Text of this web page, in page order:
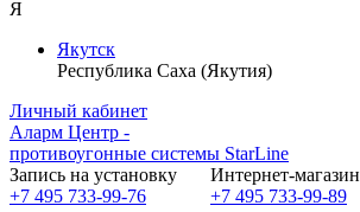
Я
Якутск
Республика Саха (Якутия)
Личный кабинет
Аларм Центр -
противоугонные системы StarLine
Запись на установку
+7 495 733-99-76
Интернет-магазин
+7 495 733-99-89